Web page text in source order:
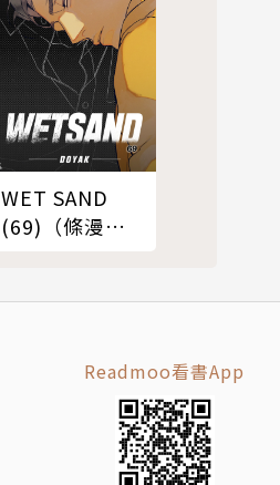
WET SAND
(69)（條漫
Readmoo看書App